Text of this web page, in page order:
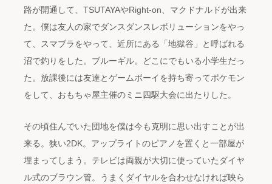
路が開通して、TSUTAYAやRight-on、マクドナルドが出来
た。僕は友人の家でダンスダンスレボリューションをやっ
て、スマブラをやって、近所にある「地獄谷」と呼ばれる
沼で釣りをした。ブルーギル。どこにでもいる小学生だっ
た。放課後には友達とゲームボーイを持ち寄ってポケモン
をして、おもちゃ屋主催のミニ四駆大会に出たりした。
その頃住んでいた団地を僕は今も克明に思い出すことが出
来る。狭い2DK。アップライトのピアノを置くと一部屋が
埋まってしまう。テレビは両親が大切に使っていたダイヤ
ル式のブラウン管。うまくダイヤルを合わせなければ映ら